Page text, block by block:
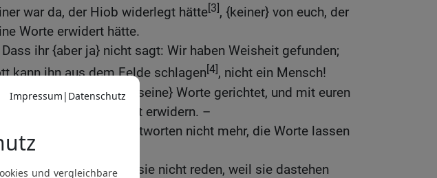
war da, der Hiob widerlegt hätte[3], {keiner} von euch, der
Worte erwidert hätte.
Dass ihr {aber ja} nicht sagt: Wir haben Weisheit gefunden;
kann ihn aus dem Felde schlagen[4], nicht ein Mensch!
Er hat ja nicht an mich {seine} Worte gerichtet, und mit euren
werde ich ihm nicht erwidern. –
Sie sind bestürzt, sie antworten nicht mehr, die Worte lassen
im Stich.
Soll ich da warten, weil sie nicht reden, weil sie dastehen